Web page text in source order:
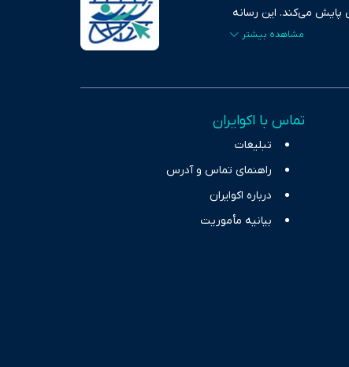
پایش می‌کند. این رسانه
بازارهای مالی،
حوزه‌های اثرگذار بر
تماس با اکوایران
تبلیغات
راهنمای تماس و آدرس
درباره اکوایران
بیانیه مأموریت